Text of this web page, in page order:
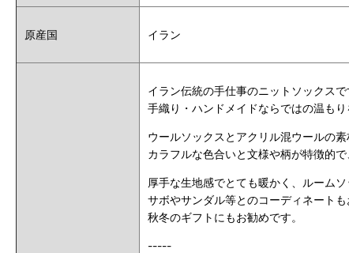
原産国 イラン
イラン伝統の手仕事のニットソックスで
手織り・ハンドメイドならではの温もり
ウールソックスとアクリル混ウールの
カラフルな色合いと文様や柄が特徴的
厚手な生地感でとても暖かく、ルームソ
サボやサンダル等とのコーディネートも
秋冬のギフトにもお勧めです。
-----